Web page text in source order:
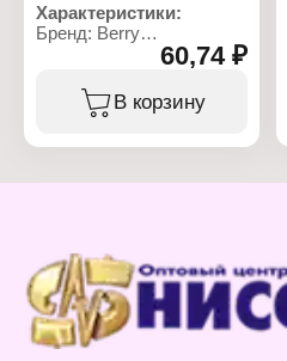
Характеристики:
Бренд: Berry
Тип товара: Салфетки
бумажные
Вариация: двухслойные
60,74 ₽
В корзину